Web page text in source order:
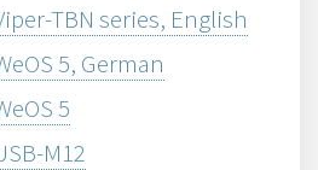
TBN series, English
5, German
5
M12